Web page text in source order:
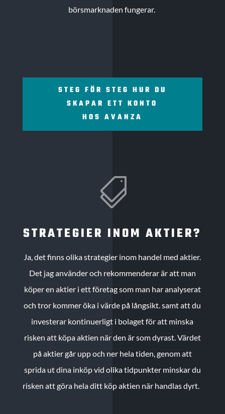
börsmarknaden fungerar.
STEG FÖR STEG HUR DU
SKAPAR ETT KONTO
HOS AVANZA

STRATEGIER INOM AKTIER?
Ja, det finns olika strategier inom handel med aktier.
Det jag använder och rekommenderar är att man
köper en aktier i ett företag som man har analyserat
och tror kommer öka i värde på långsikt. samt att du
investerar kontinuerligt i bolaget för att minska
risken att köpa aktien när den är som dyrast. Värdet
på aktier går upp och ner hela tiden, genom att
sprida ut dina inköp vid olika tidpunkter minskar du
risken att göra hela ditt köp aktien när handlas dyrt.